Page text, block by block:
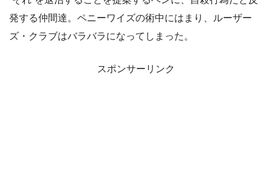
発する仲間達。ペニーワイズの術中にはまり、ルーザー
ズ・クラブはバラバラになってしまった。
スポンサーリンク